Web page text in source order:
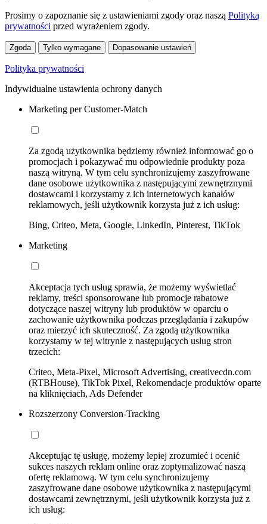
Prosimy o zapoznanie się z ustawieniami zgody oraz naszą Polityką
prywatności przed wyrażeniem zgody.
Zgoda Tylko wymagane Dopasowanie ustawień
Polityka prywatności
Indywidualne ustawienia ochrony danych
Marketing per Customer-Match
Za zgodą użytkownika będziemy również informować go o
promocjach i pokazywać mu odpowiednie produkty poza
naszą witryną. W tym celu synchronizujemy zaszyfrowane
dane osobowe użytkownika z następującymi zewnętrznymi
dostawcami i korzystamy z ich internetowych kanałów
reklamowych, jeśli użytkownik korzysta już z ich usług:
Bing, Criteo, Meta, Google, LinkedIn, Pinterest, TikTok
Marketing
Akceptacja tych usług sprawia, że możemy wyświetlać
reklamy, treści sponsorowane lub promocje rabatowe
dotyczące naszej witryny lub produktów w oparciu o
zachowanie użytkownika podczas przeglądania i zakupów
oraz mierzyć ich skuteczność. Za zgodą użytkownika
korzystamy w tej witrynie z następujących usług stron
trzecich:
Criteo, Meta-Pixel, Microsoft Advertising, creativecdn.com
(RTBHouse), TikTok Pixel, Rekomendacje produktów oparte
na kliknięciach, Ads Defender
Rozszerzony Conversion-Tracking
Akceptując tę usługę, możemy lepiej zrozumieć i ocenić
sukces naszych reklam online oraz zoptymalizować naszą
ofertę reklamową. W tym celu synchronizujemy
zaszyfrowane dane osobowe użytkownika z następującymi
dostawcami zewnętrznymi, jeśli użytkownik korzysta już z
ich usług: